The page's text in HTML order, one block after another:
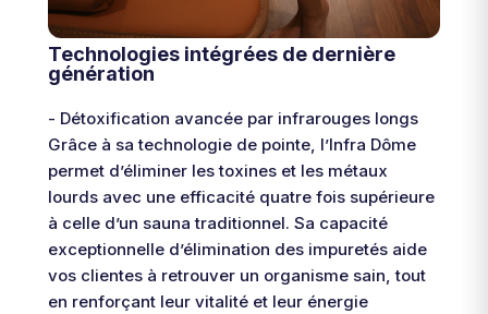
Technologies intégrées de dernière
génération
- Détoxification avancée par infrarouges longs
Grâce à sa technologie de pointe, l’Infra Dôme
permet d’éliminer les toxines et les métaux
lourds avec une efficacité quatre fois supérieure
à celle d’un sauna traditionnel. Sa capacité
exceptionnelle d’élimination des impuretés aide
vos clientes à retrouver un organisme sain, tout
en renforçant leur vitalité et leur énergie